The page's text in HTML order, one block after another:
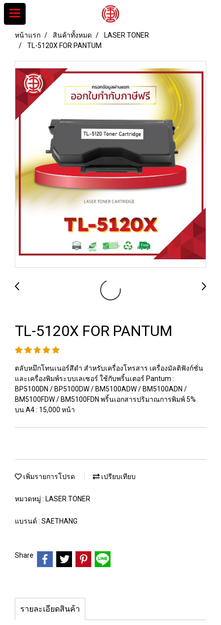
หน้าแรก สินค้าทั้งหมด
LASER TONER
TL-5120X FOR PANTUM
TL-5120X FOR PANTUM
ตลับหมึกโทนเนอร์สีดำ สำหรับเครื่องโทรสาร เครื่องมัลติฟังก์ชั่น
และเครื่องพิมพ์ระบบเลเซอร์ ใช้กับพริ้นเตอร์ Pantum :
BP5100DN / BP5100DW / BM5100ADW / BM5100ADN /
BM5100FDW / BM5100FDN พริ้นเอกสารปริมาณการพิมพ์ 5%
บน A4 : 15,000 หน้า
เพิ่มรายการโปรด เปรียบเทียบ
หมวดหมู่ : LASER TONER
แบรนด์ : SAETHANG
Share
รายละเอียดสินค้า